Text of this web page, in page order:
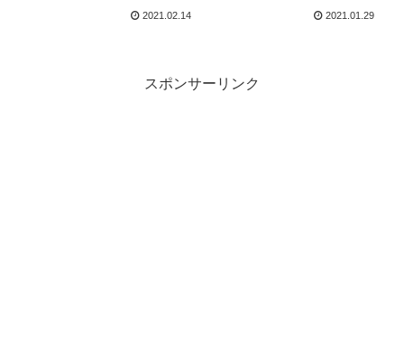
2021.02.14 2021.01.29
スポンサーリンク